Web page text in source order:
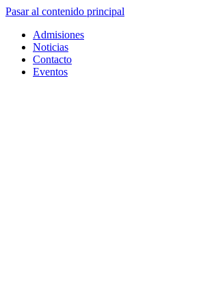
Pasar al contenido principal
Admisiones
Noticias
Contacto
Eventos